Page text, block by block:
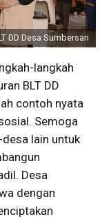
DD Desa Sumbersari
langkah
BLT DD
contoh nyata
Semoga
lain untuk
Desa
dengan